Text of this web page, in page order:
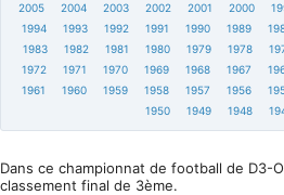
2005
2004 2003 2002 2001 2000
1994
1993 1992 1991 1990 1989
1983
1982 1981 1980 1979 1978
1972
1971 1970 1969 1968 1967
1961
1960 1959 1958 1957 1956
1950
1949 1948
Dans ce championnat de football de D3-
classement final de 3ème.